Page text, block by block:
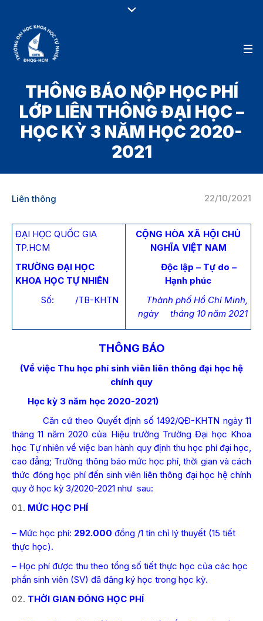
THÔNG BÁO NỘP HỌC PHÍ
LỚP LIÊN THÔNG ĐẠI HỌC –
HỌC KỲ 3 NĂM HỌC 2020-
2021
22/10/2021
Liên thông
ĐẠI HỌC QUỐC GIA
TP.HCM
TRƯỜNG ĐẠI HỌC
KHOA HỌC TỰ NHIÊN
Số: /TB-KHTN
CỘNG HÒA XÃ HỘI CHỦ
NGHĨA VIỆT NAM
Độc lập – Tự do –
Hạnh phúc
Thành phố Hồ Chí Minh,
ngày tháng 10 năm 2021
THÔNG BÁO
(Về việc Thu học phí sinh viên liên thông đại học hệ
chính quy
Học kỳ 3 năm học 2020-2021)
Căn cứ theo Quyết định số 1492/QĐ-KHTN ngày 11
tháng 11 năm 2020 của Hiệu trưởng Trường Đại học Khoa
học Tự nhiên về việc ban hành quy định thu học phí đại học,
cao đẳng; Trường thông báo mức học phí, thời gian và cách
thức đóng học phí đến sinh viên liên thông đại học hệ chính
quy ở học kỳ 3/2020-2021 như sau:
MỨC HỌC PHÍ
– Mức học phí: 292.000 đồng /1 tín chỉ lý thuyết (15 tiết
thực học).
– Học phí được thu theo tổng số tiết thực học của các học
phần sinh viên (SV) đã đăng ký học trong học kỳ.
THỜI GIAN ĐÓNG HỌC PHÍ